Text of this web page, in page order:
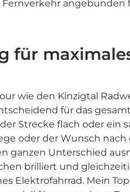
angebunden
für
wie den Kinzigtal
für das
Strecke flach oder ein
oder der Wunsch nach
ganzen Unterschied
brilliert und
Elektrofahrrad. Mein